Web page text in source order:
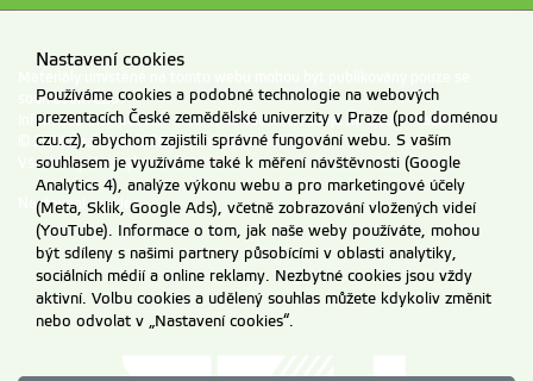
souhlasem ČZU.
Informace o zpracování a ochraně osobních údajů na ČZU v Praze.
© 2026 Česká zemědělská univerzita v Praze
Všechna práva vyhrazena
Nastavení cookies
Nastavení cookies
Používáme cookies a podobné technologie na webových
prezentacích České zemědělské univerzity v Praze (pod doménou
czu.cz), abychom zajistili správné fungování webu. S vaším
souhlasem je využíváme také k měření návštěvnosti (Google
Analytics 4), analýze výkonu webu a pro marketingové účely
(Meta, Sklik, Google Ads), včetně zobrazování vložených videí
(YouTube). Informace o tom, jak naše weby používáte, mohou
být sdíleny s našimi partnery působícími v oblasti analytiky,
sociálních médií a online reklamy. Nezbytné cookies jsou vždy
aktivní. Volbu cookies a udělený souhlas můžete kdykoliv změnit
nebo odvolat v „Nastavení cookies“.